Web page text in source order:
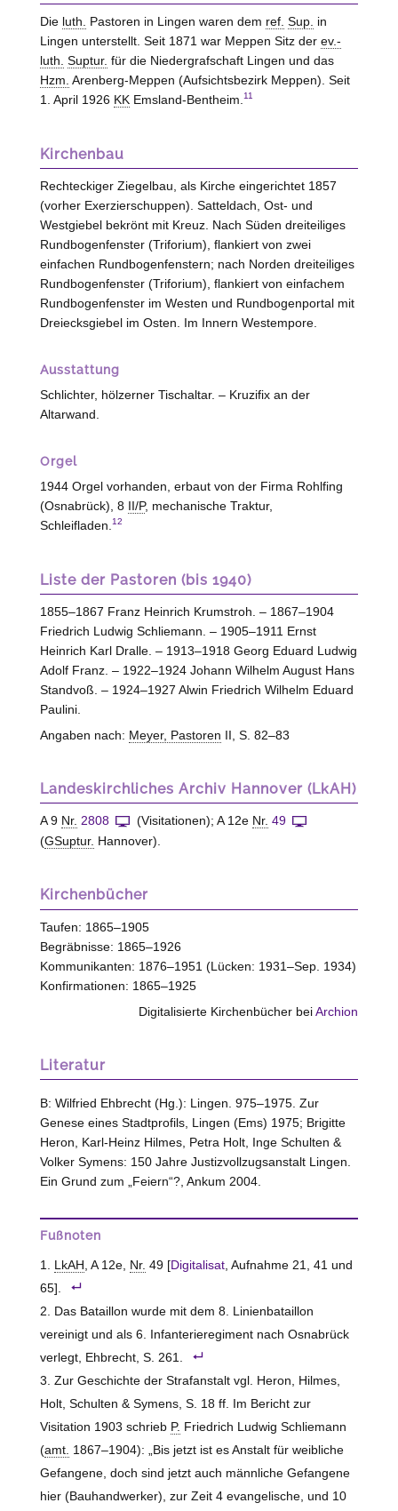
Die luth. Pastoren in Lingen waren dem ref. Sup. in
Lingen unterstellt. Seit 1871 war Meppen Sitz der ev.-
luth. Suptur. für die Niedergrafschaft Lingen und das
Hzm. Arenberg-Meppen (Aufsichtsbezirk Meppen). Seit
1. April 1926 KK Emsland-Bentheim. 11
Kirchenbau
Rechteckiger Ziegelbau, als Kirche eingerichtet 1857
(vorher Exerzierschuppen). Satteldach, Ost- und
Westgiebel bekrönt mit Kreuz. Nach Süden dreiteiliges
Rundbogenfenster (Triforium), flankiert von zwei
einfachen Rundbogenfenstern; nach Norden dreiteiliges
Rundbogenfenster (Triforium), flankiert von einfachem
Rundbogenfenster im Westen und Rundbogenportal mit
Dreiecksgiebel im Osten. Im Innern Westempore.
Ausstattung
Schlichter, hölzerner Tischaltar. – Kruzifix an der
Altarwand.
Orgel
1944 Orgel vorhanden, erbaut von der Firma Rohlfing
(Osnabrück), 8 II/P, mechanische Traktur,
Schleifladen. 12
Liste der Pastoren (bis 1940)
1855–1867 Franz Heinrich Krumstroh. – 1867–1904
Friedrich Ludwig Schliemann. – 1905–1911 Ernst
Heinrich Karl Dralle. – 1913–1918 Georg Eduard Ludwig
Adolf Franz. – 1922–1924 Johann Wilhelm August Hans
Standvoß. – 1924–1927 Alwin Friedrich Wilhelm Eduard
Paulini.
Angaben nach: Meyer, Pastoren II, S. 82–83
Landeskirchliches Archiv Hannover (LkAH)
A 9 Nr. 2808 (Visitationen); A 12e Nr. 49
(GSuptur. Hannover).
Kirchenbücher
Taufen: 1865–1905
Begräbnisse: 1865–1926
Kommunikanten: 1876–1951 (Lücken: 1931–Sep. 1934)
Konfirmationen: 1865–1925
Digitalisierte Kirchenbücher beiArchion
Literatur
B: Wilfried Ehbrecht (Hg.): Lingen. 975–1975. Zur
Genese eines Stadtprofils, Lingen (Ems) 1975; Brigitte
Heron, Karl-Heinz Hilmes, Petra Holt, Inge Schulten &
Volker Symens: 150 Jahre Justizvollzugsanstalt Lingen.
Ein Grund zum „Feiern“?, Ankum 2004.
Fußnoten
LkAH , A 12e, Nr. 49 [Digitalisat, Aufnahme 21, 41 und
65].
Das Bataillon wurde mit dem 8. Linienbataillon
vereinigt und als 6. Infanterieregiment nach Osnabrück
verlegt, Ehbrecht, S. 261.
Zur Geschichte der Strafanstalt vgl. Heron, Hilmes,
Holt, Schulten & Symens, S. 18 ff. Im Bericht zur
Visitation 1903 schrieb P. Friedrich Ludwig Schliemann
(amt. 1867–1904): „Bis jetzt ist es Anstalt für weibliche
Gefangene, doch sind jetzt auch männliche Gefangene
hier (Bauhandwerker), zur Zeit 4 evangelische, und 10